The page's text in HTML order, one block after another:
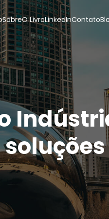
SobreO LivroLinkedInContato